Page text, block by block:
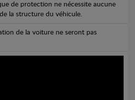
de protection ne nécessite aucune
la structure du véhicule.
de la voiture ne seront pas